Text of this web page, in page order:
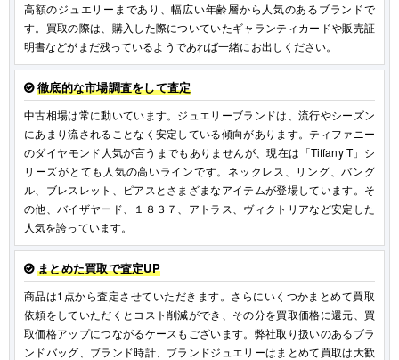
高額のジュエリーまであり、幅広い年齢層から人気のあるブランドで
す。買取の際は、購入した際についていたギャランティカードや販売証
明書などがまだ残っているようであれば一緒にお出しください。
徹底的な市場調査をして査定
中古相場は常に動いています。ジュエリーブランドは、流行やシーズン
にあまり流されることなく安定している傾向があります。ティファニー
のダイヤモンド人気が言うまでもありませんが、現在は「Tiffany T」シ
リーズがとても人気の高いラインです。ネックレス、リング、バング
ル、ブレスレット、ピアスとさまざまなアイテムが登場しています。そ
の他、バイザヤード、１８３７、アトラス、ヴィクトリアなど安定した
人気を誇っています。
まとめた買取で査定UP
商品は1点から査定させていただきます。さらにいくつかまとめて買取
依頼をしていただくとコスト削減ができ、その分を買取価格に還元、買
取価格アップにつながるケースもございます。弊社取り扱いのあるブラ
ンドバッグ、ブランド時計、ブランドジュエリーはまとめて買取は大歓